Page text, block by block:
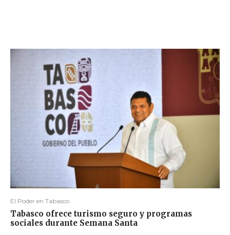
El Poder en Tabasco
Tabasco ofrece turismo seguro y programas
sociales durante Semana Santa